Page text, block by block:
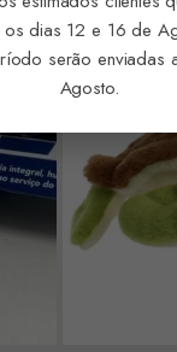
dias 12 e 16 de
serão enviadas
Agosto.